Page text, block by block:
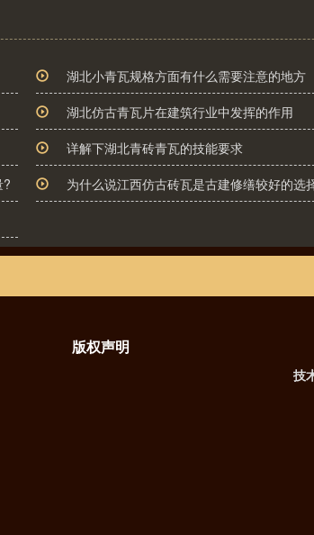
湖北小青瓦规格方面有什么需要注意的地方
湖北仿古青瓦片在建筑行业中发挥的作用
详解下湖北青砖青瓦的技能要求
?
为什么说江西仿古砖瓦是古建修缮较好的选
版权声明
技